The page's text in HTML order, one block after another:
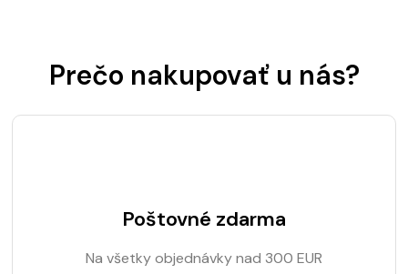
Prečo nakupovať u nás?
Poštovné zdarma
Na všetky objednávky nad 300 EUR